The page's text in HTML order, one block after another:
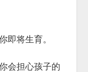
即将生育。
会担心孩子的